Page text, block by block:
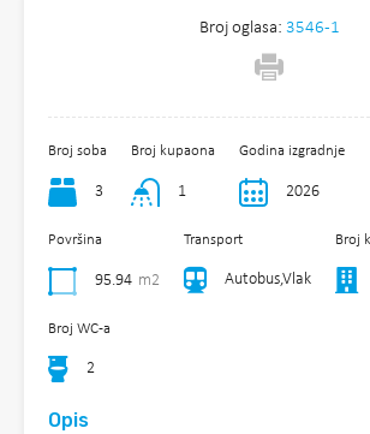
Broj oglasa: 3546-1
Broj soba
3
Broj kupaona
1
Godina izgradnje
2026
Površina
95.94 m2
Transport
Autobus,Vlak
Broj
Broj WC-a
2
Opis